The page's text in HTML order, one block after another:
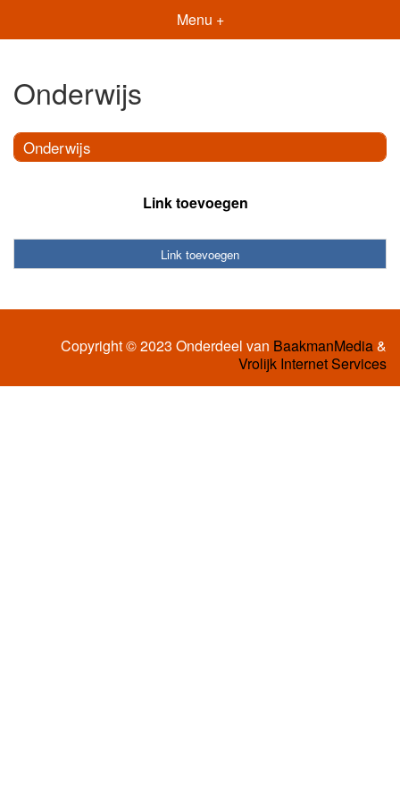
Menu +
Onderwijs
Onderwijs
Link toevoegen
Link toevoegen
Copyright © 2023 Onderdeel van BaakmanMedia&
Vrolijk Internet Services